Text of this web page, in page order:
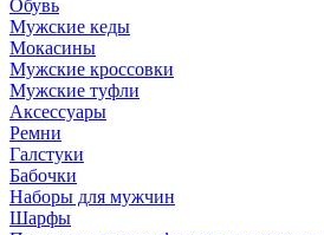
Обувь
Мужские кеды
Мокасины
Мужские кроссовки
Мужские туфли
Аксессуары
Ремни
Галстуки
Бабочки
Наборы для мужчин
Шарфы